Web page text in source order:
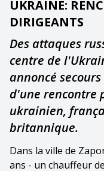
UKRAINE:
DIRIGEANTS
Des attaques
centre de
annoncé
d'une rencontre
ukrainien,
britannique.
Dans la ville de
ans - un chauffeur